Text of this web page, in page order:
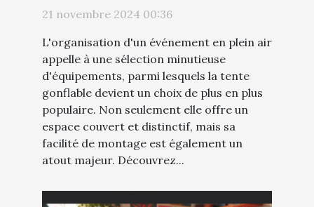
événement ?
21 novembre 2024 00:36
L'organisation d'un événement en plein air
appelle à une sélection minutieuse
d'équipements, parmi lesquels la tente
gonflable devient un choix de plus en plus
populaire. Non seulement elle offre un
espace couvert et distinctif, mais sa
facilité de montage est également un
atout majeur. Découvrez...